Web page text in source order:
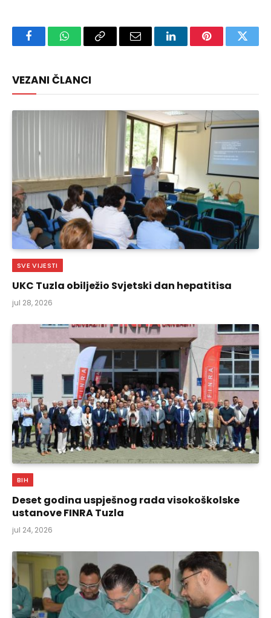
FacebookWhatsAppCopy
Email LinkedInPinterest
VEZANI ČLANCI
SVE VIJESTI
UKC Tuzla obilježio Svjetski dan hepatitisa
jul 28, 2026
BIH
Deset godina uspješnog rada visokoškolske
ustanove FINRA Tuzla
jul 24, 2026